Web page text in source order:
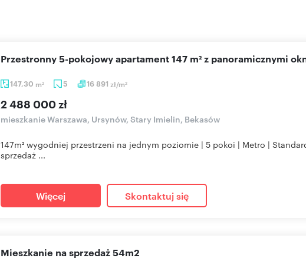
147,30 m2 5 16 891 zł/m2
Przestronny 5-pokojowy apartament 147 m² z panoramicznymi
2 488 000 zł
mieszkanie Warszawa, Ursynów, Stary Imielin, Bekasów
147m² wygodniej przestrzeni na jednym poziomie | 5 pokoi | Metro |
sprzedaż ...
Więcej Skontaktuj się
mieszkanie na sprzedaż 54m2